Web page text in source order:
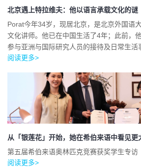
北京遇上特拉维夫：他以语言承载文化的谜
Porat今年34岁，现居北京，是北京外国语
文化讲师。他已在中国生活了4年；此前，
参与亚洲与国际研究人员的接待及日常生活
阅读更多>
从「银莲花」开始，她在希伯来语中看见更
第五届希伯来语奥林匹克竞赛获奖学生专访
阅读更多>